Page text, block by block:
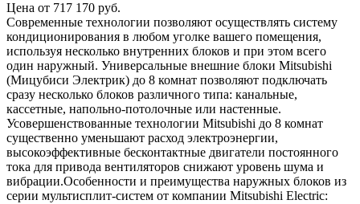
Цена от 717 170 руб.
Современные технологии позволяют осуществлять систему
кондиционирования в любом уголке вашего помещения,
используя несколько внутренних блоков и при этом всего
один наружный. Универсальные внешние блоки Mitsubishi
(Мицубиси Электрик) до 8 комнат позволяют подключать
сразу несколько блоков различного типа: канальные,
кассетные, напольно-потолочные или настенные.
Усовершенствованные технологии Mitsubishi до 8 комнат
существенно уменьшают расход электроэнергии,
высокоэффективные бесконтактные двигатели постоянного
тока для привода вентиляторов снижают уровень шума и
вибрации.Особенности и преимущества наружных блоков из
серии мультисплит-систем от компании Mitsubishi Electric: